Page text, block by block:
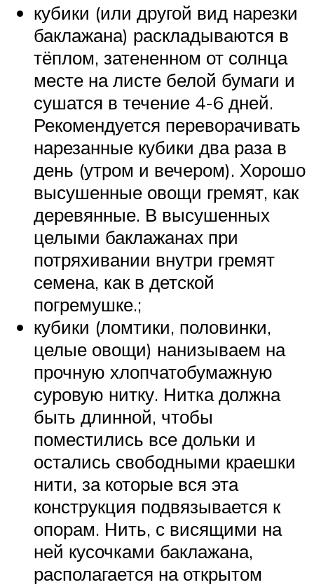
кубики (или другой вид нарезки
баклажана) раскладываются в
тёплом, затененном от солнца
месте на листе белой бумаги и
сушатся в течение 4-6 дней.
Рекомендуется переворачивать
нарезанные кубики два раза в
день (утром и вечером). Хорошо
высушенные овощи гремят, как
деревянные. В высушенных
целыми баклажанах при
потряхивании внутри гремят
семена, как в детской
погремушке.;
кубики (ломтики, половинки,
целые овощи) нанизываем на
прочную хлопчатобумажную
суровую нитку. Нитка должна
быть длинной, чтобы
поместились все дольки и
остались свободными краешки
нити, за которые вся эта
конструкция подвязывается к
опорам. Нить, с висящими на
ней кусочками баклажана,
располагается на открытом